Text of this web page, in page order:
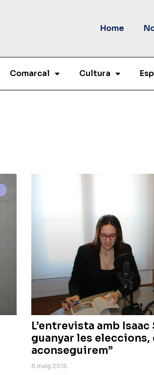
Home
Comarcal Cultura
L’entrevista amb
guanyar les
aconseguirem”
8 maig 2015